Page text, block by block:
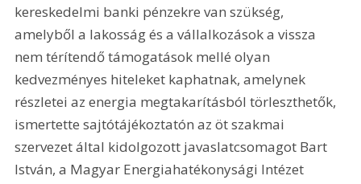
kereskedelmi banki pénzekre van szükség,
amelyből a lakosság és a vállalkozások a vissza
nem térítendő támogatások mellé olyan
kedvezményes hiteleket kaphatnak, amelynek
részletei az energia megtakarításból törleszthetők,
ismertette sajtótájékoztatón az öt szakmai
szervezet által kidolgozott javaslatcsomagot Bart
István, a Magyar Energiahatékonysági Intézet